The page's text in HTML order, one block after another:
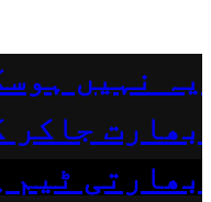
یہ نہیں
بھارت جاکر
بھارتی ٹیم